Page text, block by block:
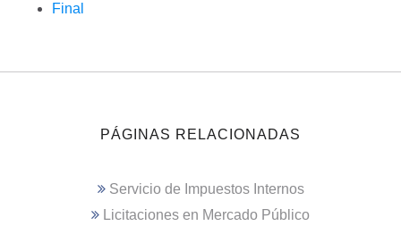
Final
PÁGINAS RELACIONADAS
Servicio de Impuestos Internos
Licitaciones en Mercado Público